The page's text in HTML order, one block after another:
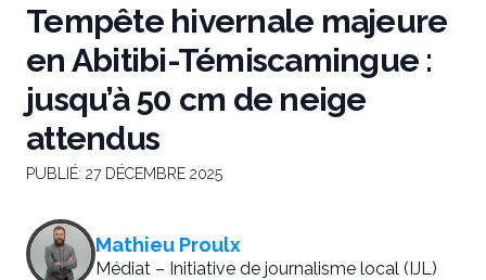
Tempête hivernale majeure
en Abitibi-Témiscamingue :
jusqu’à 50 cm de neige
attendus
PUBLIÉ: 27 DÉCEMBRE 2025
Mathieu Proulx
Médiat – Initiative de journalisme local (IJL)